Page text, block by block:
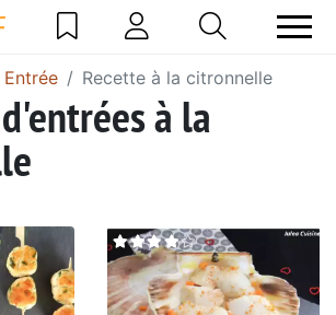
Entrée Recette à la citronnelle
à la